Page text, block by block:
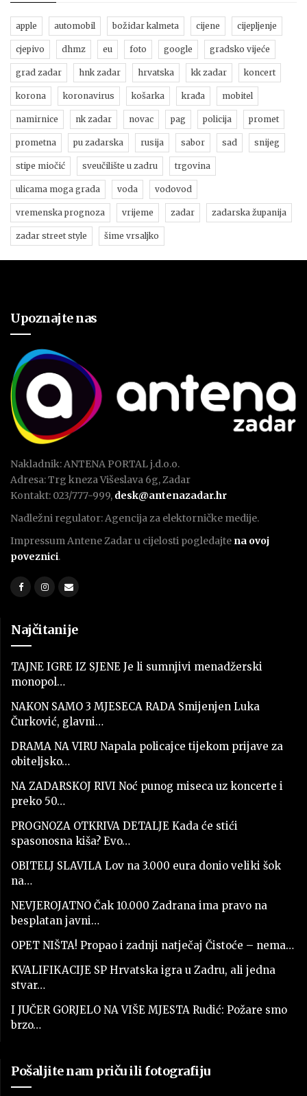
apple automobil božidar kalmeta cijene cijepljenje
cjepivo dhmz eu foto google gradsko vijeće
grad zadar hnk zadar hrvatska kk zadar koncert
korona koronavirus košarka krađa mobitel
namirnice nk zadar novac pag policija promet
prometna pu zadarska rusija sabor sad snijeg
stipe miočić sveučilište u zadru trgovina
ulicama moga grada voda vodovod
vremenska prognoza vrijeme zadar zadarska županija
zadar street style šime vrsaljko
Upoznajte nas
Nakladnik: ANTENA PORTAL j.d.o.o.
Adresa: Trg kneza Višeslava 6g, Zadar
Kontakt: 023/777-999, desk@antenazadar.hr
Nadležni regulator: Agencija za elektorničke medije.
Impressum Antene Zadar u cijelosti pogledajte na ovoj
poveznici.
Najčitanije
TAJNE IGRE IZ SJENE Je li sumnjivi menadžerski
monopol…
NAKON SAMO 3 MJESECA RADA Smijenjen Luka
Čurković, glavni…
DRAMA NA VIRU Napala policajce tijekom prijave za
obiteljsko…
NA ZADARSKOJ RIVI Noć punog miseca uz koncerte i
preko 50…
PROGNOZA OTKRIVA DETALJE Kada će stići
spasonosna kiša? Evo…
OBITELJ SLAVILA Lov na 3.000 eura donio veliki šok
na…
NEVJEROJATNO Čak 10.000 Zadrana ima pravo na
besplatan javni…
OPET NIŠTA! Propao i zadnji natječaj Čistoće – nema…
KVALIFIKACIJE SP Hrvatska igra u Zadru, ali jedna
stvar…
I JUČER GORJELO NA VIŠE MJESTA Rudić: Požare smo
brzo…
Pošaljite nam priču ili fotografiju